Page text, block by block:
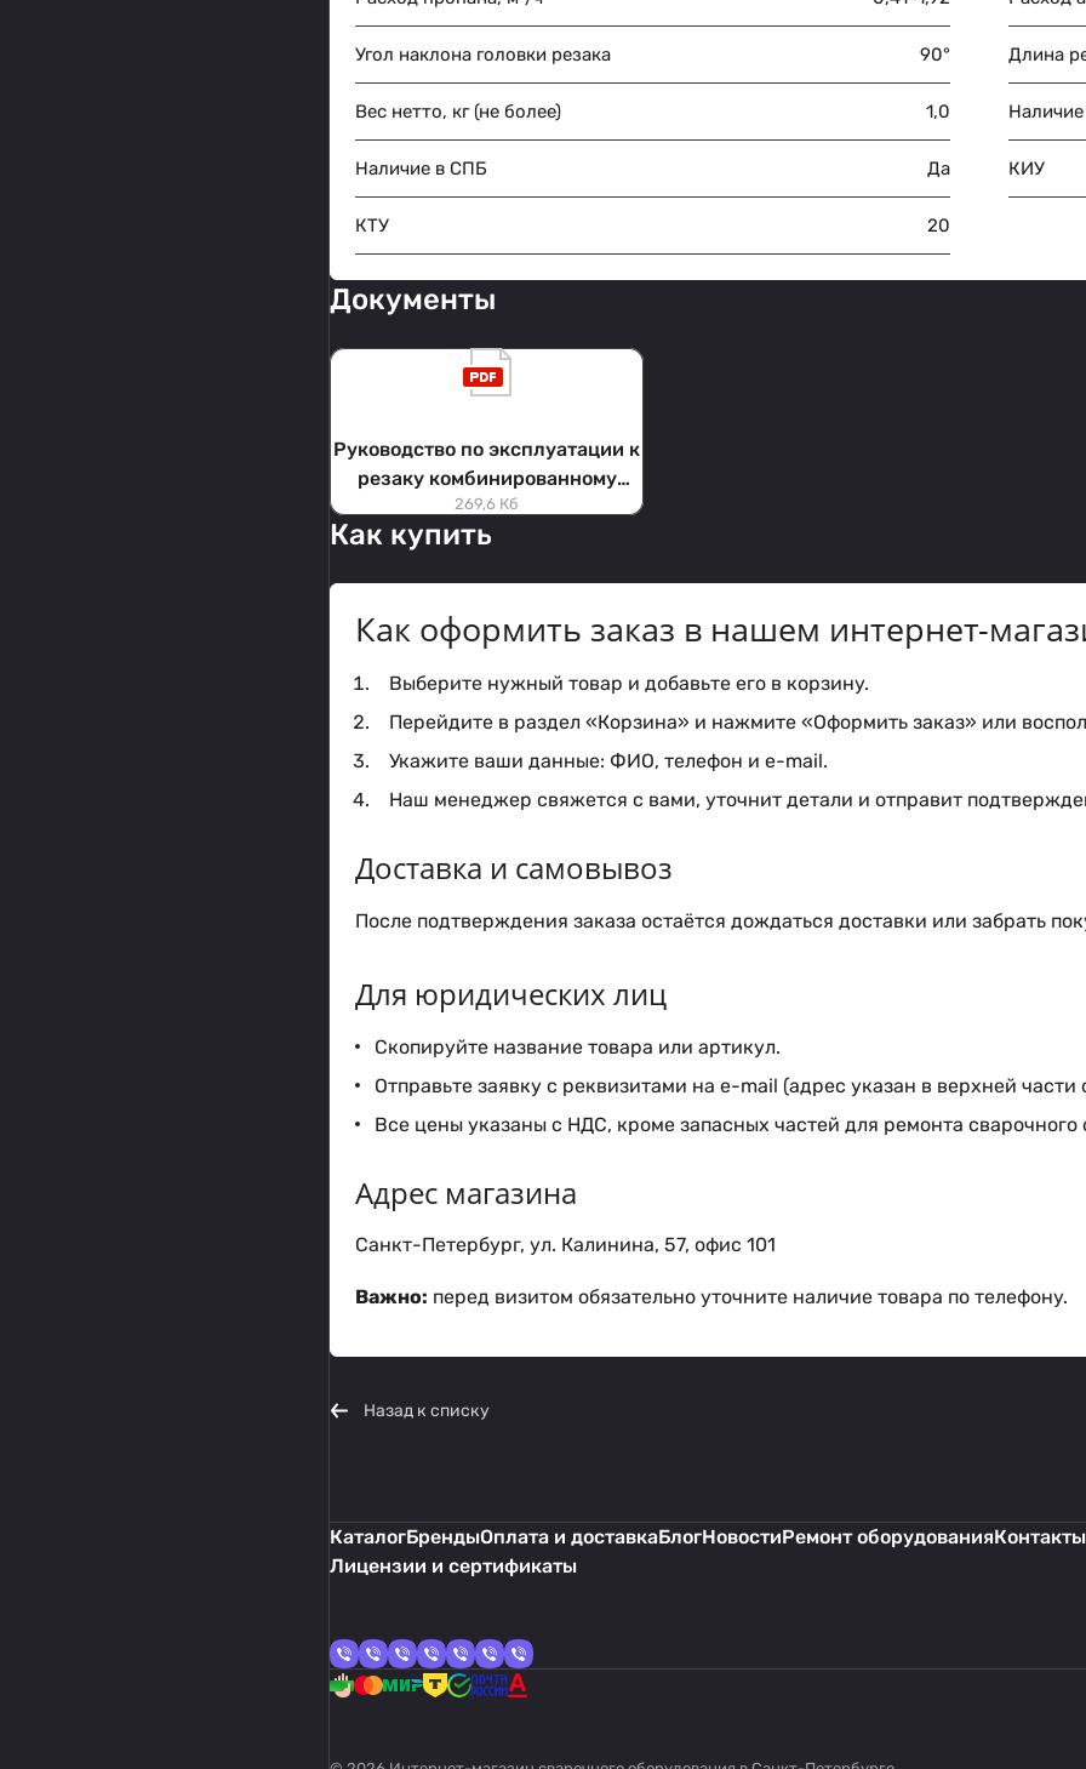
Угол наклона головки резака 90° Длина
Вес нетто, кг (не более) 1,0
Наличие в СПБ Да КИУ
КТУ 20
Документы
Руководство по эксплуатации к
резаку комбинированному
Р3П/3А
269,6 Кб
Как купить
Как оформить заказ в нашем интернет-
Выберите нужный товар и добавьте его в корзину.
Перейдите в раздел «Корзина» и нажмите «Оформить заказ» или
Укажите ваши данные: ФИО, телефон и e-mail.
Наш менеджер свяжется с вами, уточнит детали и отправит
Доставка и самовывоз
После подтверждения заказа остаётся дождаться доставки или забрать
Для юридических лиц
Скопируйте название товара или артикул.
Отправьте заявку с реквизитами на e-mail (адрес указан в верхней части
Все цены указаны с НДС, кроме запасных частей для ремонта сварочного
Адрес магазина
Санкт-Петербург, ул. Калинина, 57, офис 101
Важно: перед визитом обязательно уточните наличие товара по телефону.
Назад к списку
КаталогБрендыОплата и доставкаБлогНовостиРемонт оборудованияКонтакты
Лицензии и сертификаты